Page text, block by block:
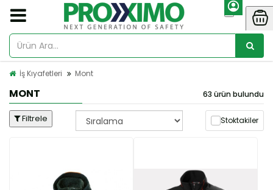
İş Kıyafetleri Mont
MONT 63 ürün bulundu
Filtrele Stoktakiler